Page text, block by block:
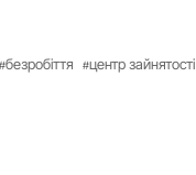
безробіття центр зайнятості